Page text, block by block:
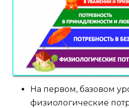
На первом, базовом
физиологические